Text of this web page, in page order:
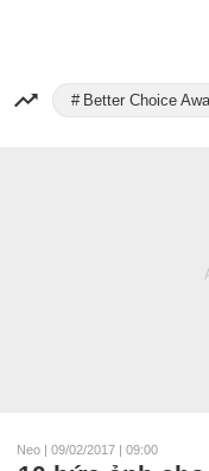
Better Choice
Neo | 09/02/2017 | 09:00